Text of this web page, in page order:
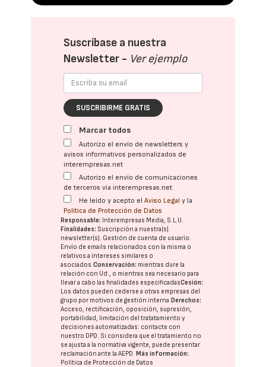
Suscríbase a nuestra
Newsletter - Ver ejemplo
SUSCRIBIRME GRATIS
Marcar todos
Autorizo el envío de newsletters y
avisos informativos personalizados de
interempresas.net
Autorizo el envío de comunicaciones
de terceros vía interempresas.net
He leído y acepto elAviso Legal y la
Política de Protección de Datos
Responsable: Interempresas Media, S.L.U.
Finalidades: Suscripción a nuestra(s)
newsletter(s). Gestión de cuenta de usuario.
Envío de emails relacionados con la misma o
relativos a intereses similares o
asociados.Conservación: mientras dure la
relación con Ud., o mientras sea necesario para
llevar a cabo las finalidades especificadasCesión:
Los datos pueden cederse a otras empresas del
grupo por motivos de gestión interna.Derechos:
Acceso, rectificación, oposición, supresión,
portabilidad, limitación del tratatamiento y
decisiones automatizadas: contacte con
nuestro DPD. Si considera que el tratamiento no
se ajusta a la normativa vigente, puede presentar
reclamación ante laAEPD.Más información:
Política de Protección de Datos